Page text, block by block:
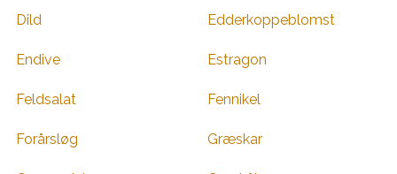
Dild Edderkoppeblomst
Endive Estragon
Feldsalat Fennikel
Forårsløg Græskar